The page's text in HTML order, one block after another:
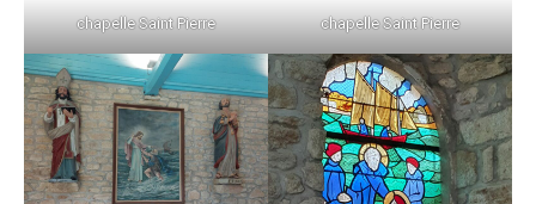
chapelle Saint Pierre chapelle Saint Pierre